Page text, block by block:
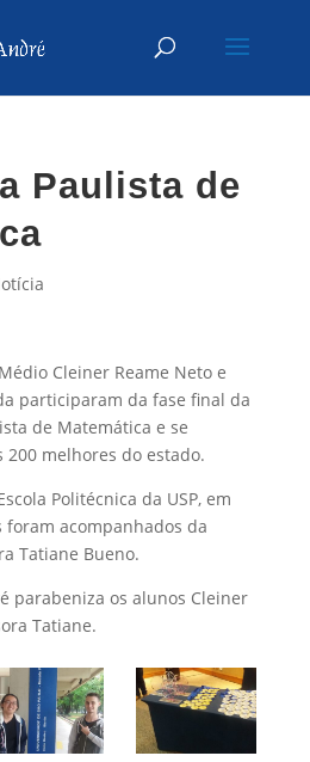
Paulista de
Cleiner Reame Neto e
participaram da fase final da
de Matemática e se
melhores do estado.
Politécnica da USP, em
foram acompanhados da
Tatiane Bueno.
parabeniza os alunos Cleiner
Tatiane.